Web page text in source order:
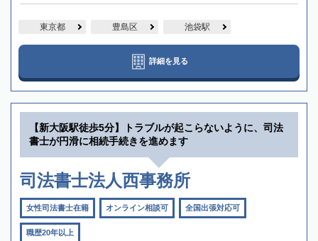
東京都 豊島区 池袋駅
詳細を見る
【新大阪駅徒歩5分】トラブルが起こらないように、司法
書士が円滑に相続手続きを進めます
司法書士法人西事務所
女性司法書士在籍 オンライン相談可 全国出張対応可
職歴20年以上